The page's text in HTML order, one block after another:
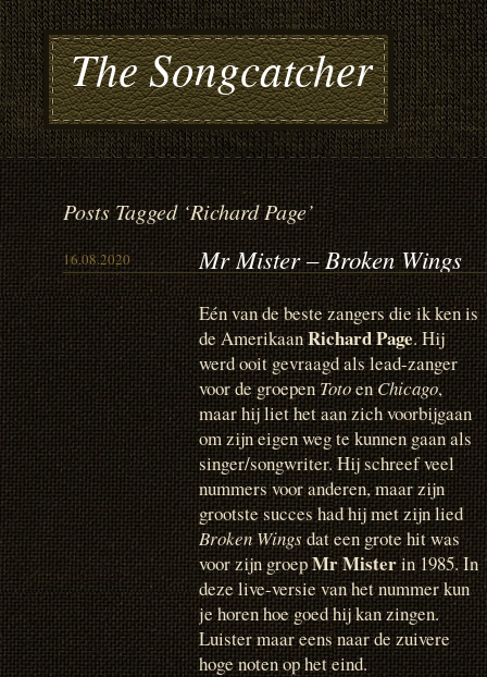
The Songcatcher
Posts Tagged ‘Richard Page’
16.08.2020 Mr Mister – Broken Wings
Eén van de beste zangers die ik ken is
de AmerikaanRichard Page. Hij
werd ooit gevraagd als lead-zanger
voor de groepenTotoenChicago,
maar hij liet het aan zich voorbijgaan
om zijn eigen weg te kunnen gaan als
singer/songwriter. Hij schreef veel
nummers voor anderen, maar zijn
grootste succes had hij met zijn lied
Broken Wingsdat een grote hit was
voor zijn groepMr Misterin 1985. In
deze live-versie van het nummer kun
je horen hoe goed hij kan zingen.
Luister maar eens naar de zuivere
hoge noten op het eind.